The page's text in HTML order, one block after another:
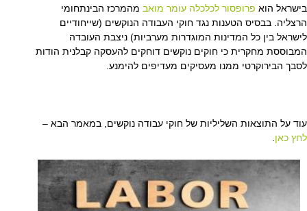
בישראל הוא פרופסור לכלכלה עומר מואב מהמרכז הבינתחומי
הרצליה. בבסיס הטענות נגד חוקי העבודה הנוקשים (שייחודיים
לישראל בין כל המדינות המוגדרות מערביות) ניצבת העובדה
המבוססת מחקרית כי חוקים נוקשים דוחקים להעסקה קבלנית הודות
לסבך הבירוקרטי ממנו מעסיקים מעדיפים להימנע.
עוד על התוצאות השליליות של חוקי עבודה נוקשים, במאמר הבא –
לחץ כאן